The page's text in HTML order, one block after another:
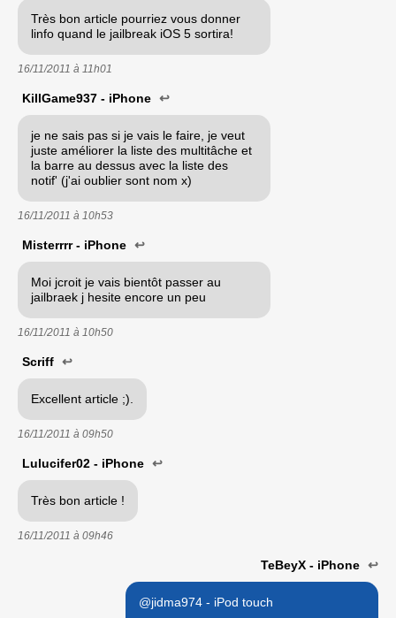
Très bon article pourriez vous donner
linfo quand le jailbreak iOS 5 sortira!
16/11/2011 à 11h01
KillGame937 - iPhone ↩
je ne sais pas si je vais le faire, je veut
juste améliorer la liste des multitâche et
la barre au dessus avec la liste des
notif' (j'ai oublier sont nom x)
16/11/2011 à 10h53
Misterrrr - iPhone ↩
Moi jcroit je vais bientôt passer au
jailbraek j hesite encore un peu
16/11/2011 à 10h50
Scriff ↩
Excellent article ;).
16/11/2011 à 09h50
Lulucifer02 - iPhone ↩
Très bon article !
16/11/2011 à 09h46
TeBeyX - iPhone ↩
@jidma974 - iPod touch